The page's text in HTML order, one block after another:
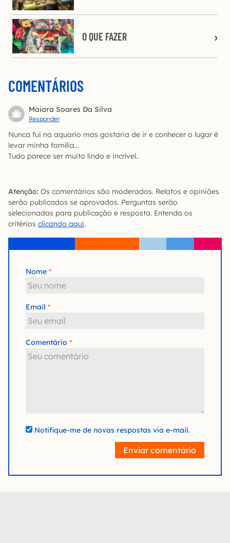
O QUE FAZER
COMENTÁRIOS
Maiara Soares Da Silva
Responder
Nunca fui na aquario mas gostaria de ir e conhecer o lugar é
levar minha família…
Tudo parece ser muito lindo e incrível..
Atenção: Os comentários são moderados. Relatos e opiniões
serão publicados se aprovados. Perguntas serão
selecionadas para publicação e resposta. Entenda os
critérios clicando aqui.
Nome
Email
Comentário
Notifique-me de novas respostas via e-mail.
Enviar comentário